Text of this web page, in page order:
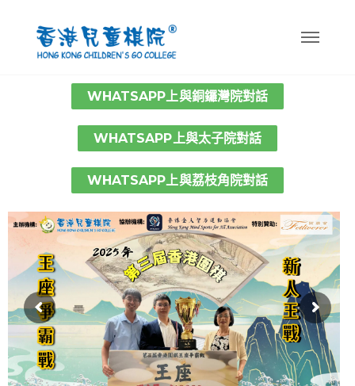
WHATSAPP上與銅鑼灣院對話
WHATSAPP上與太子院對話
WHATSAPP上與荔枝角院對話